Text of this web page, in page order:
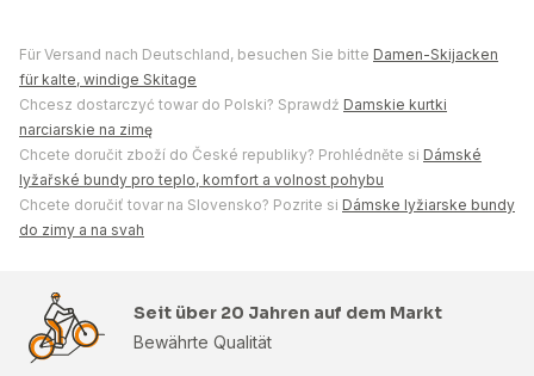
Für Versand nach Deutschland, besuchen Sie bitte Damen-Skijacken
für kalte, windige Skitage
Chcesz dostarczyć towar do Polski? Sprawdź Damskie kurtki
narciarskie na zimę
Chcete doručit zboží do České republiky? Prohlédněte si Dámské
lyžařské bundy pro teplo, komfort a volnost pohybu
Chcete doručiť tovar na Slovensko? Pozrite si Dámske lyžiarske bundy
do zimy a na svah
Seit über 20 Jahren auf dem Markt
Bewährte Qualität